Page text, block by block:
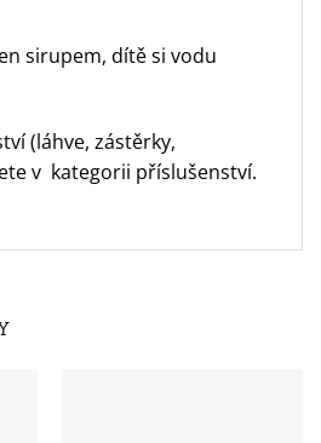
sirupem, dítě si vodu
(láhve, zástěrky,
v kategorii příslušenství.